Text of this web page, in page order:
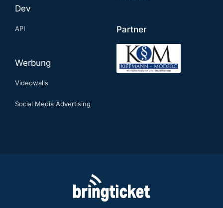
Dev
API
Werbung
Videowalls
Social Media Advertising
Partner